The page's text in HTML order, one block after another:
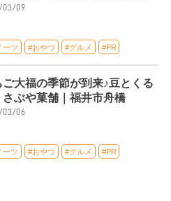
03/09
ーツ #おやつ #グルメ #PR
ご大福の季節が到来♪豆とくる
ぶや菓舗｜福井市舟橋
03/06
ーツ #おやつ #グルメ #PR